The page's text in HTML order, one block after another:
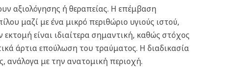
αξιολόγησης ή θεραπείας. Η επέμβαση
μαζί με ένα μικρό περιθώριο υγιούς ιστού,
είναι ιδιαίτερα σημαντική, καθώς στόχος
άρτια επούλωση του τραύματος. Η διαδικασία
ανάλογα με την ανατομική περιοχή.